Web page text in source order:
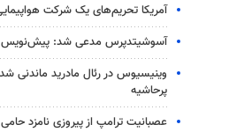
آمریکا تحریم‌های یک شرکت
آسوشیتدپرس مدعی شد: پیش‌نویس
وینیسیوس در رئال مادرید ماندنی
پرحاشیه
عصبانیت ترامپ از پیروزی نامزد